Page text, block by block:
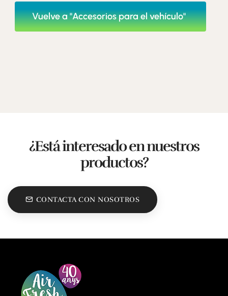
Vuelve a "Accesorios para el vehículo"
¿Está interesado en nuestros
productos?
CONTACTA CON NOSOTROS